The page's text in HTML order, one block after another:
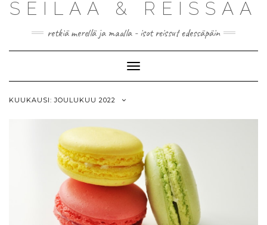
SEILAA & REISSAA
retkiä merellä ja maalla - isot reissut edessäpäin
Toggle
Navigation
KUUKAUSI:JOULUKUU 2022